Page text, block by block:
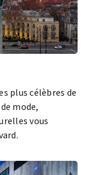
plus célèbres de
mode,
vous